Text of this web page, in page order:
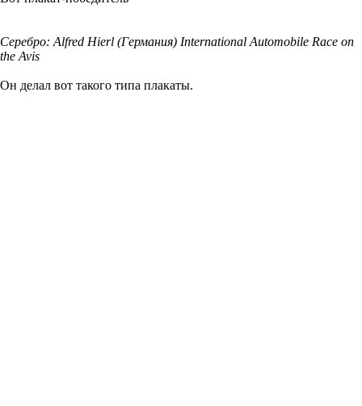
Серебро: Alfred Hierl (Германия) International Automobile Race on
the Avis
Он делал вот такого типа плакаты.